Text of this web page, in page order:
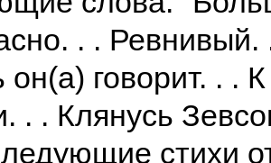
. . Ревнивый.
он(а) говорит. . .
. . Клянусь
стихи